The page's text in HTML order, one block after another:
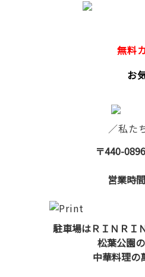
無料
お
／私た
〒440-
営業時
駐車場はＲＩＮＲＩ
松葉公園
中華料理の